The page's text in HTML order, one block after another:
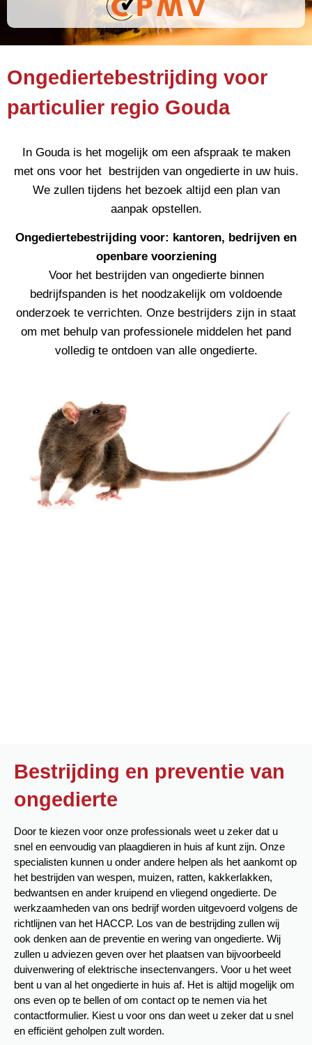
Ongediertebestrijding voor
particulier regio Gouda
In Gouda is het mogelijk om een afspraak te maken
met ons voor het bestrijden van ongedierte in uw huis.
We zullen tijdens het bezoek altijd een plan van
aanpak opstellen.
Ongediertebestrijding voor: kantoren, bedrijven en
openbare voorziening
Voor het bestrijden van ongedierte binnen
bedrijfspanden is het noodzakelijk om voldoende
onderzoek te verrichten. Onze bestrijders zijn in staat
om met behulp van professionele middelen het pand
volledig te ontdoen van alle ongedierte.
Bestrijding en preventie van
ongedierte
Door te kiezen voor onze professionals weet u zeker dat u
snel en eenvoudig van plaagdieren in huis af kunt zijn. Onze
specialisten kunnen u onder andere helpen als het aankomt op
het bestrijden van wespen, muizen, ratten, kakkerlakken,
bedwantsen en ander kruipend en vliegend ongedierte. De
werkzaamheden van ons bedrijf worden uitgevoerd volgens de
richtlijnen van het HACCP. Los van de bestrijding zullen wij
ook denken aan de preventie en wering van ongedierte. Wij
zullen u adviezen geven over het plaatsen van bijvoorbeeld
duivenwering of elektrische insectenvangers. Voor u het weet
bent u van al het ongedierte in huis af. Het is altijd mogelijk om
ons even op te bellen of om contact op te nemen via het
contactformulier. Kiest u voor ons dan weet u zeker dat u snel
en efficiënt geholpen zult worden.